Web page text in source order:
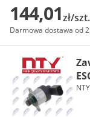
144,01zł/szt.
Darmowa dostawa od